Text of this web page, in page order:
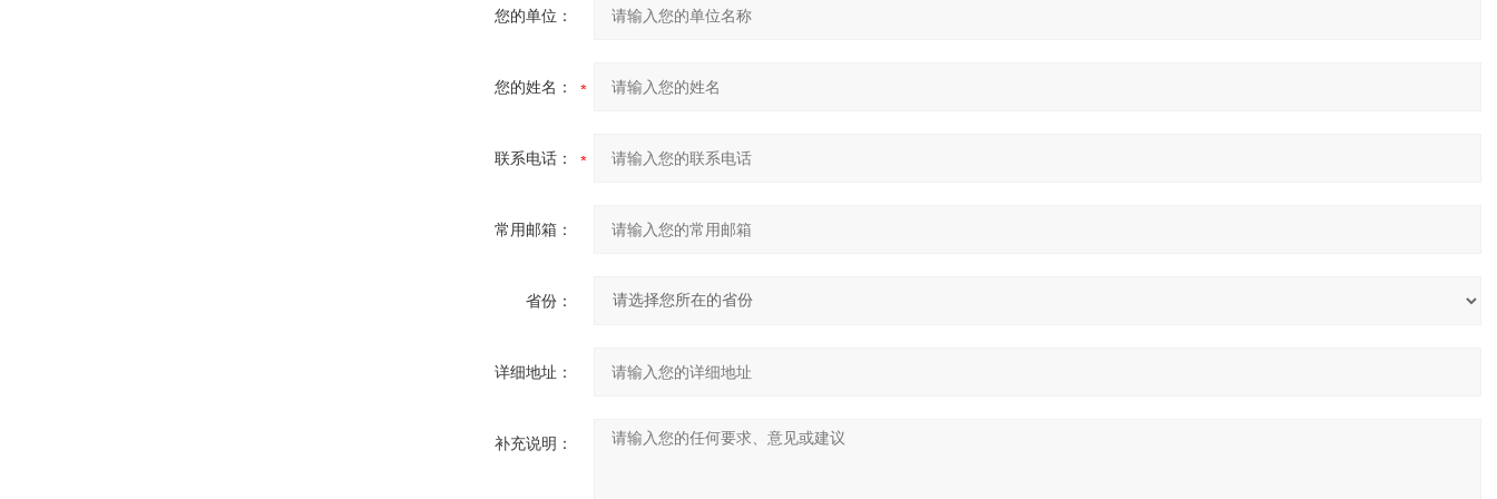
您的单位：
您的姓名：
联系电话：
常用邮箱：
省份：
详细地址：
补充说明：